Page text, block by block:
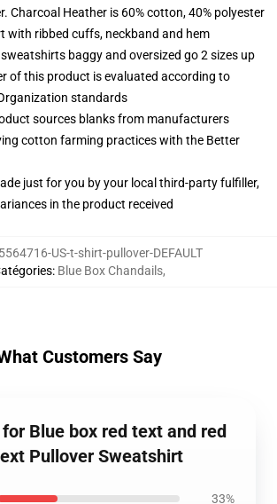
Charcoal Heather is 60% cotton, 40% polyester
with ribbed cuffs, neckband and hem
baggy and oversized go 2 sizes up
of this product is evaluated according to
standards
sources blanks from manufacturers
cotton farming practices with the Better
just for you by your local third-party fulfiller,
in the product received
US-t-shirt-pullover-DEFAULT
: Blue Box Chandails,
Customers Say
Blue box red text and red
Pullover Sweatshirt
33%